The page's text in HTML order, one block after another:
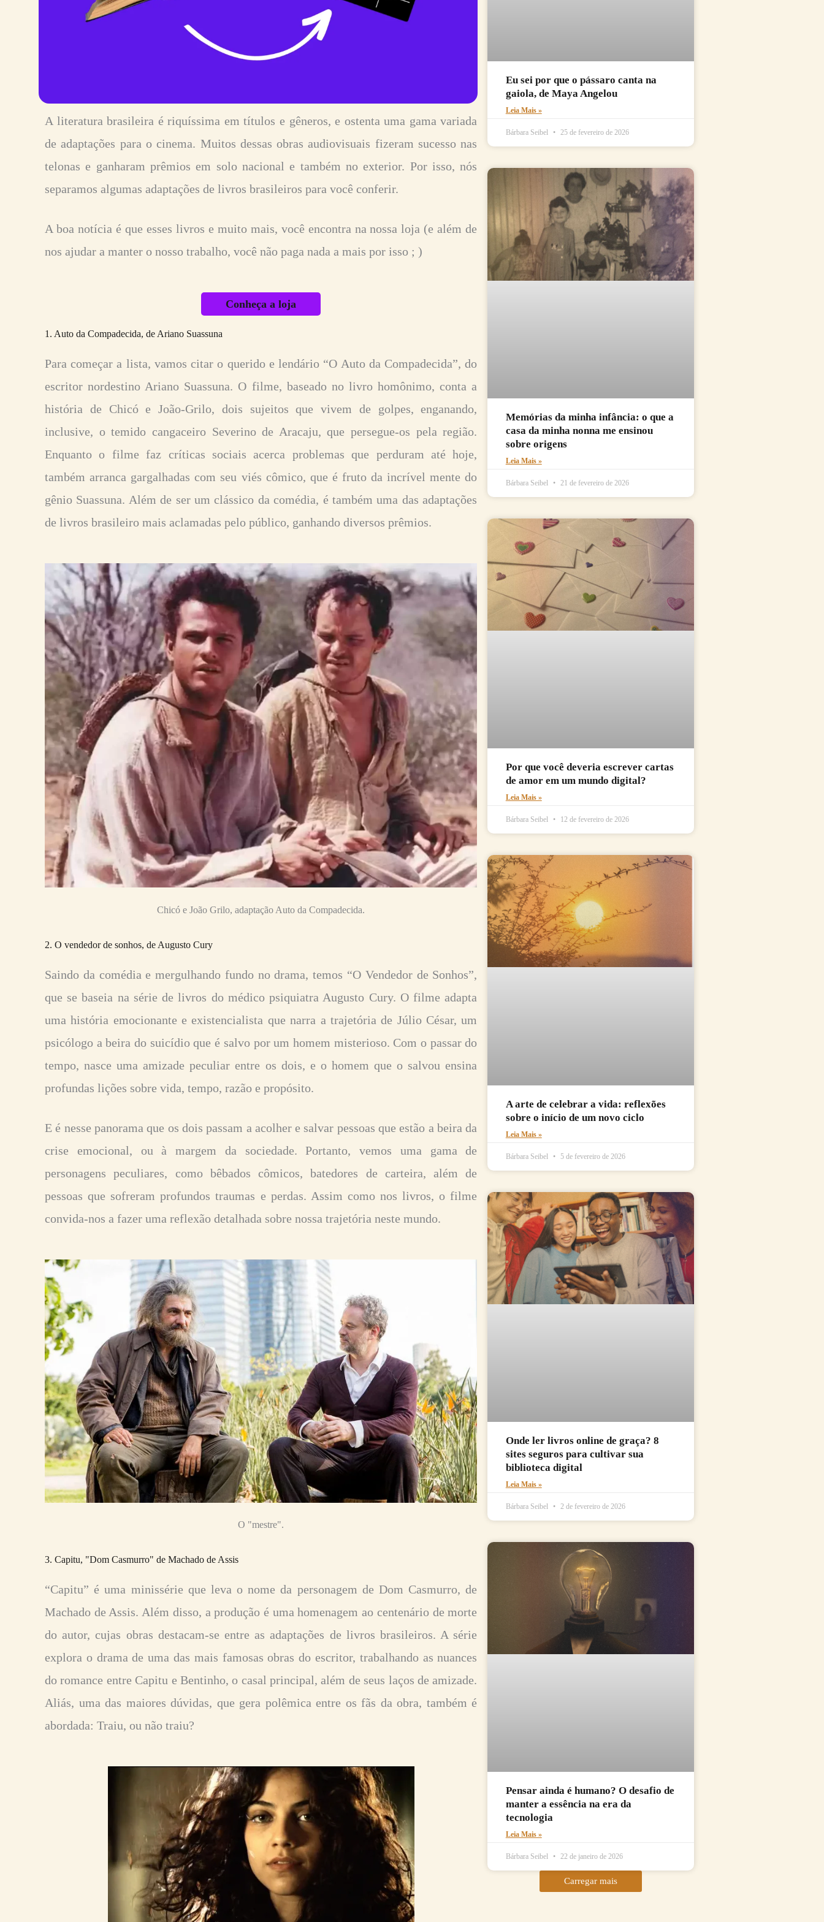
A literatura brasileira é riquíssima em títulos e gêneros, e ostenta uma gama variada
de adaptações para o cinema. Muitos dessas obras audiovisuais fizeram sucesso nas
telonas e ganharam prêmios em solo nacional e também no exterior. Por isso, nós
separamos algumas adaptações de livros brasileiros para você conferir.
A boa notícia é que esses livros e muito mais, você encontra na nossa loja (e além de
nos ajudar a manter o nosso trabalho, você não paga nada a mais por isso ; )
Conheça a loja
1. Auto da Compadecida, de Ariano Suassuna
Para começar a lista, vamos citar o querido e lendário “O Auto da Compadecida”, do
escritor nordestino Ariano Suassuna. O filme, baseado no livro homônimo, conta a
história de Chicó e João-Grilo, dois sujeitos que vivem de golpes, enganando,
inclusive, o temido cangaceiro Severino de Aracaju, que persegue-os pela região.
Enquanto o filme faz críticas sociais acerca problemas que perduram até hoje,
também arranca gargalhadas com seu viés cômico, que é fruto da incrível mente do
gênio Suassuna. Além de ser um clássico da comédia, é também uma das adaptações
de livros brasileiro mais aclamadas pelo público, ganhando diversos prêmios.
Chicó e João Grilo, adaptação Auto da Compadecida.
2. O vendedor de sonhos, de Augusto Cury
Saindo da comédia e mergulhando fundo no drama, temos “O Vendedor de Sonhos”,
que se baseia na série de livros do médico psiquiatra Augusto Cury. O filme adapta
uma história emocionante e existencialista que narra a trajetória de Júlio César, um
psicólogo a beira do suicídio que é salvo por um homem misterioso. Com o passar do
tempo, nasce uma amizade peculiar entre os dois, e o homem que o salvou ensina
profundas lições sobre vida, tempo, razão e propósito.
E é nesse panorama que os dois passam a acolher e salvar pessoas que estão a beira da
crise emocional, ou à margem da sociedade. Portanto, vemos uma gama de
personagens peculiares, como bêbados cômicos, batedores de carteira, além de
pessoas que sofreram profundos traumas e perdas. Assim como nos livros, o filme
convida-nos a fazer uma reflexão detalhada sobre nossa trajetória neste mundo.
O "mestre".
3. Capitu, "Dom Casmurro" de Machado de Assis
“Capitu” é uma minissérie que leva o nome da personagem de Dom Casmurro, de
Machado de Assis. Além disso, a produção é uma homenagem ao centenário de morte
do autor, cujas obras destacam-se entre as adaptações de livros brasileiros. A série
explora o drama de uma das mais famosas obras do escritor, trabalhando as nuances
do romance entre Capitu e Bentinho, o casal principal, além de seus laços de amizade.
Aliás, uma das maiores dúvidas, que gera polêmica entre os fãs da obra, também é
abordada: Traiu, ou não traiu?
Eu sei por que o pássaro canta na
gaiola, de Maya Angelou
Leia Mais »
Bárbara Seibel 25 de fevereiro de 2026
Memórias da minha infância: o que a
casa da minha nonna me ensinou
sobre origens
Leia Mais »
Bárbara Seibel 21 de fevereiro de 2026
Por que você deveria escrever cartas
de amor em um mundo digital?
Leia Mais »
Bárbara Seibel 12 de fevereiro de 2026
A arte de celebrar a vida: reflexões
sobre o início de um novo ciclo
Leia Mais »
Bárbara Seibel 5 de fevereiro de 2026
Onde ler livros online de graça? 8
sites seguros para cultivar sua
biblioteca digital
Leia Mais »
Bárbara Seibel 2 de fevereiro de 2026
Pensar ainda é humano? O desafio de
manter a essência na era da
tecnologia
Leia Mais »
Bárbara Seibel 22 de janeiro de 2026
Carregar mais